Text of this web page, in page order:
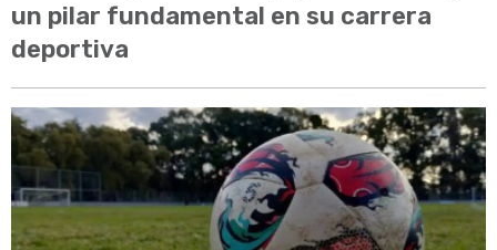
un pilar fundamental en su carrera
deportiva